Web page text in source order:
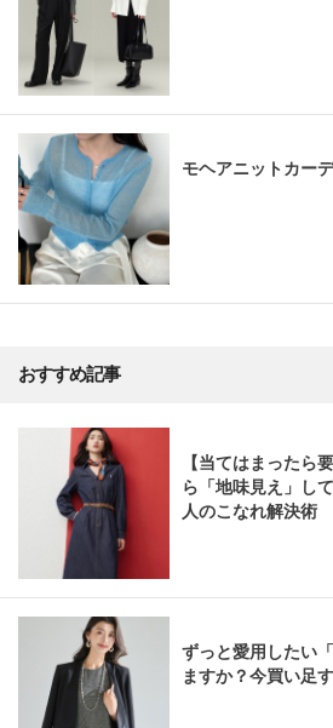
モヘアニットカー
おすすめ記事
【当てはまったら
ら「地味見え」し
人のこなれ解決術
ずっと愛用したい
ますか？今買い足